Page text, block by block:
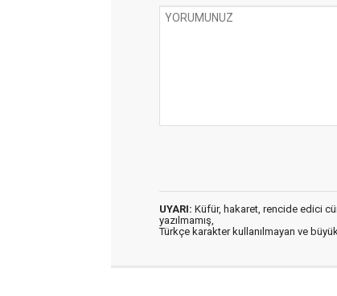
UYARI: Küfür, hakaret, rencide edici
yazılmamış,
Türkçe karakter kullanılmayan ve